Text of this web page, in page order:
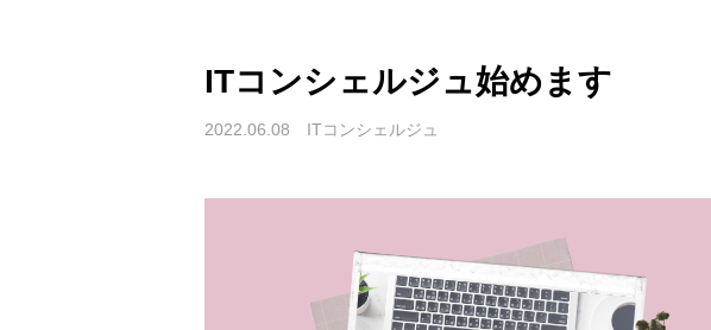
ITコンシェルジュ始めます
2022.06.08 ITコンシェルジュ